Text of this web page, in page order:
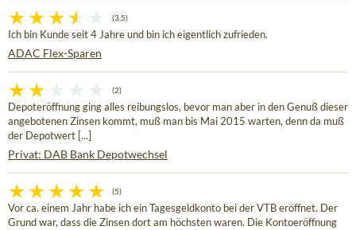
(3,5)
Ich bin Kunde seit 4 Jahre und bin ich eigentlich zufrieden.
ADAC Flex-Sparen
(2)
Depoteröffnung ging alles reibungslos, bevor man aber in den Genuß dieser
angebotenen Zinsen kommt, muß man bis Mai 2015 warten, denn da muß
der Depotwert [...]
Privat: DAB Bank Depotwechsel
(5)
Vor ca. einem Jahr habe ich ein Tagesgeldkonto bei der VTB eröffnet. Der
Grund war, dass die Zinsen dort am höchsten waren. Die Kontoeröffnung